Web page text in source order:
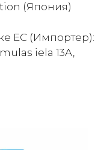
(Япония)
ЕС (Импортер):
iela 13A,